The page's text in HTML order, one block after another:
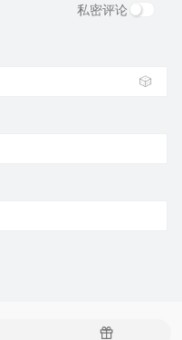
私密评论
🎲
随